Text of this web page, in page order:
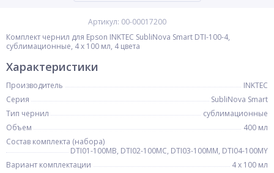
Артикул: 00-00017200
Комплект чернил для Epson INKTEC SubliNova Smart DTI-100-4,
сублимационные, 4 x 100 мл, 4 цвета
Характеристики
Производитель
INKTEC
Серия
SubliNova Smart
Тип чернил
сублимационные
Объем
400 мл
Состав комплекта (набора)
DTI01-100MB, DTI02-100MC, DTI03-100MM, DTI04-100MY
Вариант комплектации
4 x 100 мл